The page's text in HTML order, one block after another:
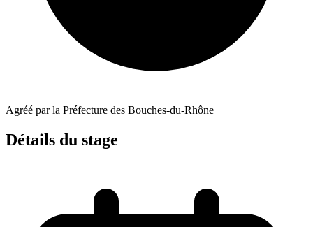
Agréé par la Préfecture des Bouches-du-Rhône
Détails du stage